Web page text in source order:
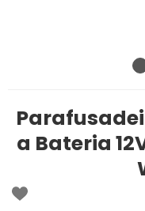
a Bateria